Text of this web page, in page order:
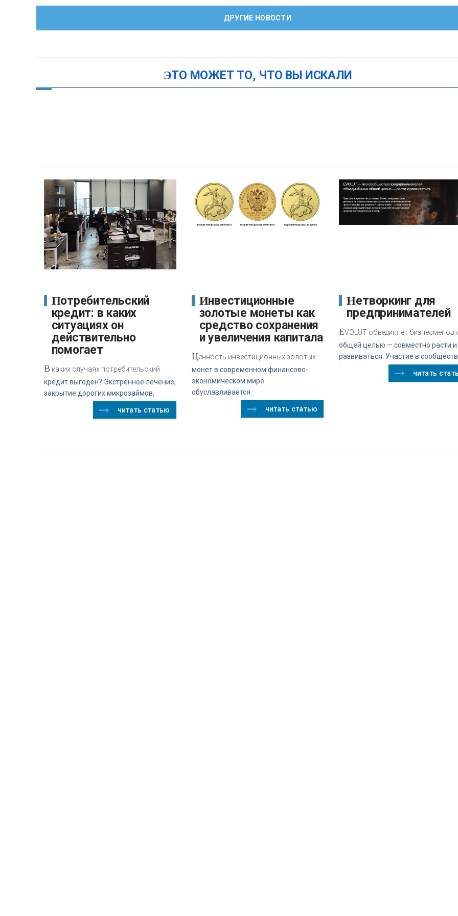
ДРУГИЕ НОВОСТИ
ЭТО МОЖЕТ ТО, ЧТО ВЫ ИСКАЛИ
Потребительский
кредит: в каких
ситуациях он
действительно
помогает
В каких случаях потребительский
кредит выгоден? Экстренное лечение,
закрытие дорогих микрозаймов,
читать статью
Инвестиционные
золотые монеты как
средство сохранения
и увеличения капитала
Ценность инвестиционных золотых
монет в современном финансово-
экономическом мире
обуславливается
читать статью
Нетворкинг для
предпринимателей
EVOLUT объединяет бизнесменов
общей целью — совместно расти и
развиваться. Участие в
читать